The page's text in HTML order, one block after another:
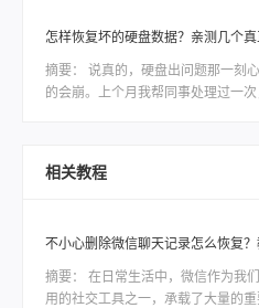
们都面临着一种紧迫感，需要尽快
而，市面上各种各样的电脑硬盘恢复
人眼花缭乱，我们应该如何选择呢
怎样恢复坏的硬盘数据？亲测几个真
摘要：
的会崩。上个月我帮同事处理过一
据？后来折腾了大半天才把东西捞回
付费的顺序，把我试过靠谱的几个
诉你，重点解决怎样恢复坏的硬盘数
问题。
相关教程
不小心删除微信聊天记录怎么恢复？
摘要：
用的社交工具之一，承载了大量的